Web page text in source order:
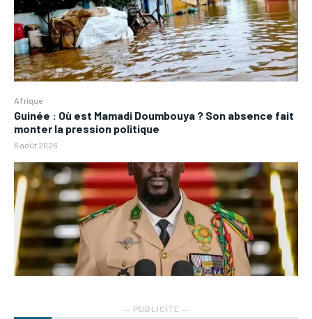
Afrique
Guinée : Où est Mamadi Doumbouya ? Son absence fait
monter la pression politique
6 août 2026
― PUBLICITE ―